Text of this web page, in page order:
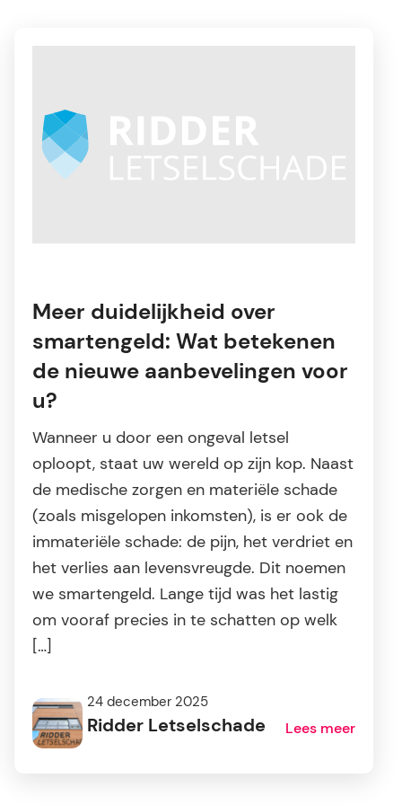
Meer duidelijkheid over
smartengeld: Wat betekenen
de nieuwe aanbevelingen voor
u?
Wanneer u door een ongeval letsel
oploopt, staat uw wereld op zijn kop. Naast
de medische zorgen en materiële schade
(zoals misgelopen inkomsten), is er ook de
immateriële schade: de pijn, het verdriet en
het verlies aan levensvreugde. Dit noemen
we smartengeld. Lange tijd was het lastig
om vooraf precies in te schatten op welk
[…]
24 december 2025
Ridder Letselschade Lees meer